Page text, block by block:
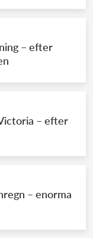
– efter
– efter
– enorma